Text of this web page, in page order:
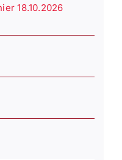
18.10.2026